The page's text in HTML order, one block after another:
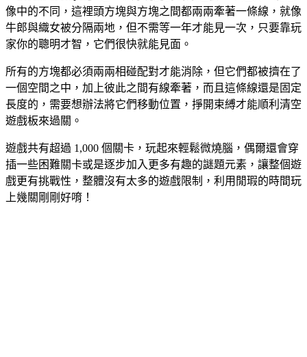
像中的不同，這裡頭方塊與方塊之間都兩兩牽著一條線，就像
牛郎與織女被分隔兩地，但不需等一年才能見一次，只要靠玩
家你的聰明才智，它們很快就能見面。
所有的方塊都必須兩兩相碰配對才能消除，但它們都被擠在了
一個空間之中，加上彼此之間有線牽著，而且這條線還是固定
長度的，需要想辦法將它們移動位置，掙開束縛才能順利清空
遊戲板來過關。
遊戲共有超過 1,000 個關卡，玩起來輕鬆微燒腦，偶爾還會穿
插一些困難關卡或是逐步加入更多有趣的謎題元素，讓整個遊
戲更有挑戰性，整體沒有太多的遊戲限制，利用閒瑕的時間玩
上幾關剛剛好唷！